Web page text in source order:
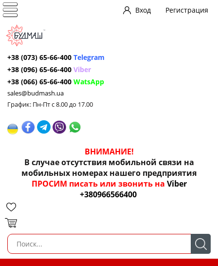
Вход Регистрация
+38 (073) 65-66-400 Telegram
+38 (096) 65-66-400 Viber
+38 (066) 65-66-400 WatsApp
sales@budmash.ua
График: Пн-Пт с 8.00 до 17.00
ВНИМАНИЕ!
В случае отсутствия мобильной связи на
мобильных номерах нашего предприятия
ПРОСИМ писать или звонить на Viber
+380966566400